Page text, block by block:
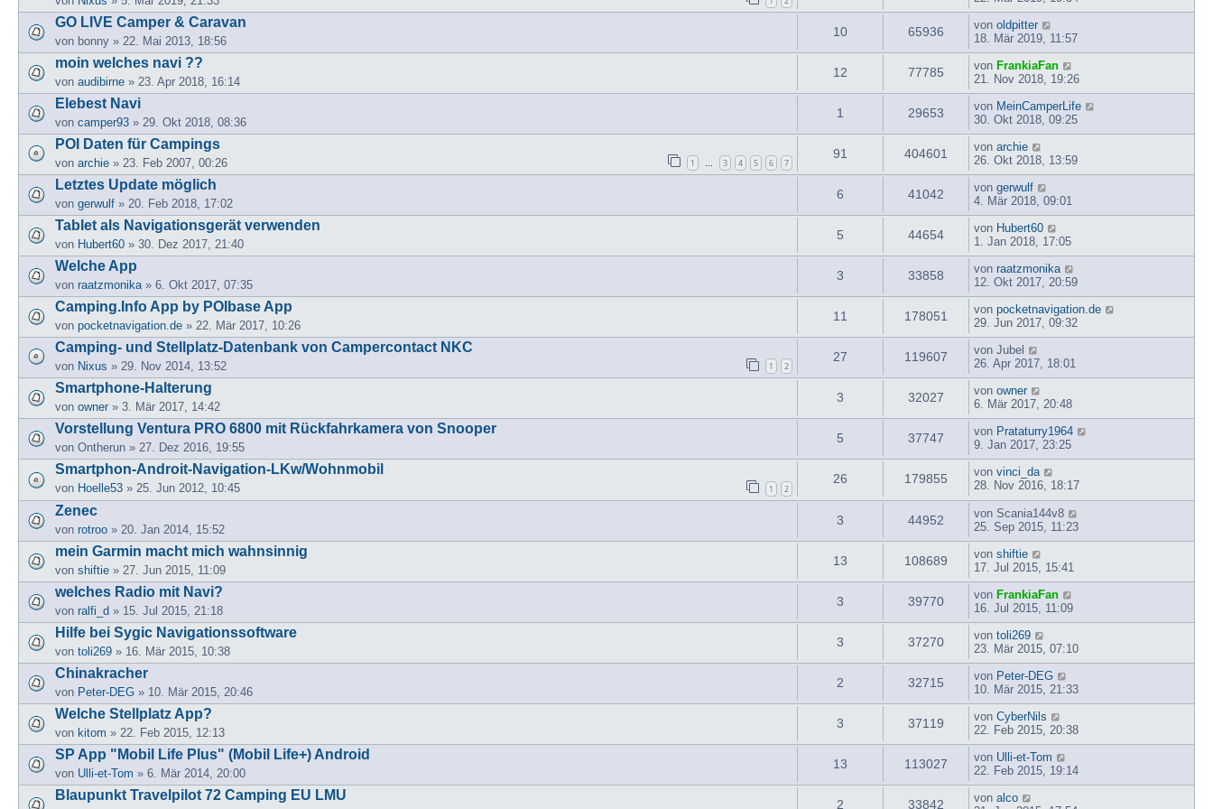
GO LIVE Camper & Caravan
von bonny » 22. Mai 2013, 18:56
10 65936 von oldpitter
18. Mär 2019, 11:57
moin welches navi ??
von audibirne » 23. Apr 2018, 16:14
12 77785 von FrankiaFan
21. Nov 2018, 19:26
Elebest Navi
von camper93 » 29. Okt 2018, 08:36
1 29653 von MeinCamperLife
30. Okt 2018, 09:25
POI Daten für Campings
von archie » 23. Feb 2007, 00:26 1 … 3 4 5 6 7
91 404601 von archie
26. Okt 2018, 13:59
Letztes Update möglich
von gerwulf » 20. Feb 2018, 17:02
6 41042 von gerwulf
4. Mär 2018, 09:01
Tablet als Navigationsgerät verwenden
von Hubert60 » 30. Dez 2017, 21:40
5 44654 von Hubert60
1. Jan 2018, 17:05
Welche App
von raatzmonika» 6. Okt 2017, 07:35
3 33858 von raatzmonika
12. Okt 2017, 20:59
Camping.Info App by POIbase App
von pocketnavigation.de » 22. Mär 2017, 10:26
11 178051 von pocketnavigation.de
29. Jun 2017, 09:32
Camping- und Stellplatz-Datenbank von Campercontact NKC
von Nixus » 29. Nov 2014, 13:52 1 2
27 119607 von Jubel
26. Apr 2017, 18:01
Smartphone-Halterung
von owner » 3. Mär 2017, 14:42
3 32027 von owner
6. Mär 2017, 20:48
Vorstellung Ventura PRO 6800 mit Rückfahrkamera von Snooper
von Ontherun » 27. Dez 2016, 19:55
5 37747 von Prataturry1964
9. Jan 2017, 23:25
Smartphon-Androit-Navigation-LKw/Wohnmobil
von Hoelle53 » 25. Jun 2012, 10:45 1 2
26 179855 von vinci_da
28. Nov 2016, 18:17
Zenec
von rotroo » 20. Jan 2014, 15:52
3 44952 von Scania144v8
25. Sep 2015, 11:23
mein Garmin macht mich wahnsinnig
von shiftie » 27. Jun 2015, 11:09
13 108689 von shiftie
17. Jul 2015, 15:41
welches Radio mit Navi?
von ralfi_d » 15. Jul 2015, 21:18
3 39770 von FrankiaFan
16. Jul 2015, 11:09
Hilfe bei Sygic Navigationssoftware
von toli269 » 16. Mär 2015, 10:38
3 37270 von toli269
23. Mär 2015, 07:10
Chinakracher
von Peter-DEG » 10. Mär 2015, 20:46
2 32715 von Peter-DEG
10. Mär 2015, 21:33
Welche Stellplatz App?
von kitom » 22. Feb 2015, 12:13
3 37119 von CyberNils
22. Feb 2015, 20:38
SP App "Mobil Life Plus" (Mobil Life+) Android
von Ulli-et-Tom » 6. Mär 2014, 20:00
13 113027 von Ulli-et-Tom
22. Feb 2015, 19:14
Blaupunkt Travelpilot 72 Camping EU LMU
2 33842 von alco